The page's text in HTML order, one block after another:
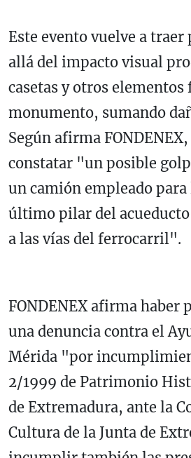
Este evento vuelve a traer
allá del impacto visual
casetas y otros elementos
monumento, sumando
Según afirma
constatar "un posible
un camión empleado para
último pilar del
a las vías del ferrocarril".
FONDENEX afirma haber
una denuncia contra el
Mérida "por
2/1999 de Patrimonio
de Extremadura, ante la
Cultura de la Junta de